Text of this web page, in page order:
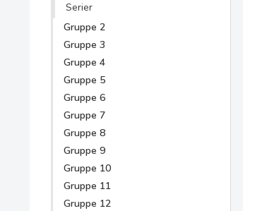
Serier
Gruppe 2
Gruppe 3
Gruppe 4
Gruppe 5
Gruppe 6
Gruppe 7
Gruppe 8
Gruppe 9
Gruppe 10
Gruppe 11
Gruppe 12